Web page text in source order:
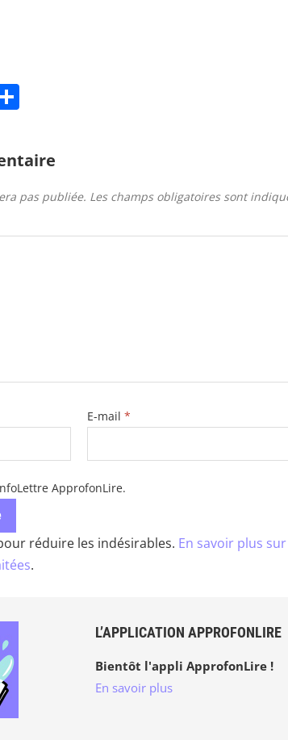
ta
g
er
pas publiée. Les champs obligatoires sont
E-mail *
ApprofonLire.
réduire les indésirables. En savoir plus
.
L’APPLICATION APPROFONLIRE
Bientôt l'appli ApprofonLire !
En savoir plus